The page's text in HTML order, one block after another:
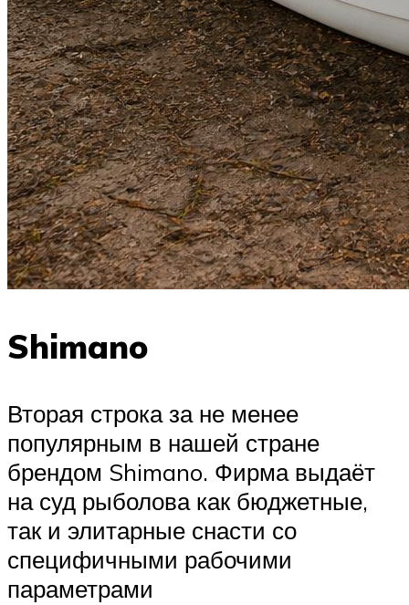
Shimano
Вторая строка за не менее
популярным в нашей стране
брендом Shimano. Фирма выдаёт
на суд рыболова как бюджетные,
так и элитарные снасти со
специфичными рабочими
параметрами